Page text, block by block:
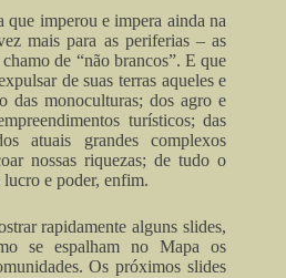
que imperou e impera ainda na
mais para as periferias – as
de “não brancos”. E que
de suas terras aqueles e
das monoculturas; dos agro e
turísticos; das
atuais grandes complexos
nossas riquezas; de tudo o
e poder, enfim.
rapidamente alguns slides,
se espalham no Mapa os
Os próximos slides